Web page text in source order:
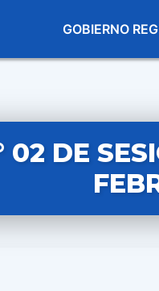
GOBIERNO
02 DE